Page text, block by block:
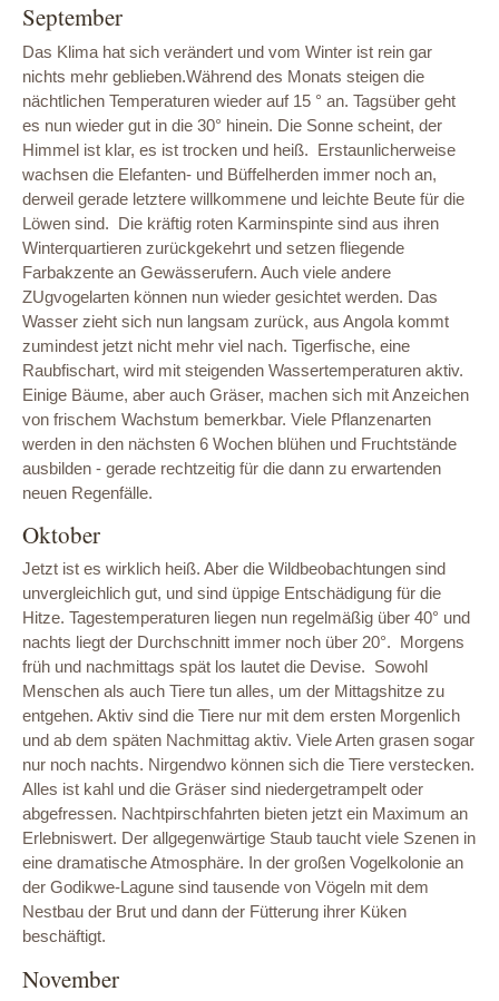
September
Das Klima hat sich verändert und vom Winter ist rein gar
nichts mehr geblieben.Während des Monats steigen die
nächtlichen Temperaturen wieder auf 15 ° an. Tagsüber geht
es nun wieder gut in die 30° hinein. Die Sonne scheint, der
Himmel ist klar, es ist trocken und heiß. Erstaunlicherweise
wachsen die Elefanten- und Büffelherden immer noch an,
derweil gerade letztere willkommene und leichte Beute für die
Löwen sind. Die kräftig roten Karminspinte sind aus ihren
Winterquartieren zurückgekehrt und setzen fliegende
Farbakzente an Gewässerufern. Auch viele andere
ZUgvogelarten können nun wieder gesichtet werden. Das
Wasser zieht sich nun langsam zurück, aus Angola kommt
zumindest jetzt nicht mehr viel nach. Tigerfische, eine
Raubfischart, wird mit steigenden Wassertemperaturen aktiv.
Einige Bäume, aber auch Gräser, machen sich mit Anzeichen
von frischem Wachstum bemerkbar. Viele Pflanzenarten
werden in den nächsten 6 Wochen blühen und Fruchtstände
ausbilden - gerade rechtzeitig für die dann zu erwartenden
neuen Regenfälle.
Oktober
Jetzt ist es wirklich heiß. Aber die Wildbeobachtungen sind
unvergleichlich gut, und sind üppige Entschädigung für die
Hitze. Tagestemperaturen liegen nun regelmäßig über 40° und
nachts liegt der Durchschnitt immer noch über 20°. Morgens
früh und nachmittags spät los lautet die Devise. Sowohl
Menschen als auch Tiere tun alles, um der Mittagshitze zu
entgehen. Aktiv sind die Tiere nur mit dem ersten Morgenlich
und ab dem späten Nachmittag aktiv. Viele Arten grasen sogar
nur noch nachts. Nirgendwo können sich die Tiere verstecken.
Alles ist kahl und die Gräser sind niedergetrampelt oder
abgefressen. Nachtpirschfahrten bieten jetzt ein Maximum an
Erlebniswert. Der allgegenwärtige Staub taucht viele Szenen in
eine dramatische Atmosphäre. In der großen Vogelkolonie an
der Godikwe-Lagune sind tausende von Vögeln mit dem
Nestbau der Brut und dann der Fütterung ihrer Küken
beschäftigt.
November